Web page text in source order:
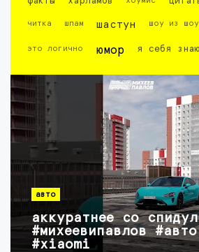
читка шпам шастун шоу из шоу
это логично юмор я себя знаю
авто
аккуратнее со
#михеевипавлов
#xiaomi